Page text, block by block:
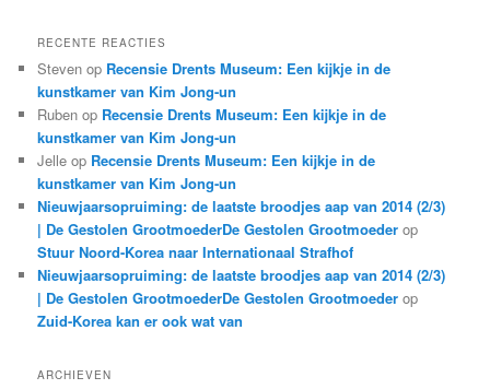
RECENTE REACTIES
Steven op Recensie Drents Museum: Een kijkje in de
kunstkamer van Kim Jong-un
Ruben op Recensie Drents Museum: Een kijkje in de
kunstkamer van Kim Jong-un
Jelle op Recensie Drents Museum: Een kijkje in de
kunstkamer van Kim Jong-un
Nieuwjaarsopruiming: de laatste broodjes aap van 2014 (2/3)
| De Gestolen GrootmoederDe Gestolen Grootmoeder op
Stuur Noord-Korea naar Internationaal Strafhof
Nieuwjaarsopruiming: de laatste broodjes aap van 2014 (2/3)
| De Gestolen GrootmoederDe Gestolen Grootmoeder op
Zuid-Korea kan er ook wat van
ARCHIEVEN